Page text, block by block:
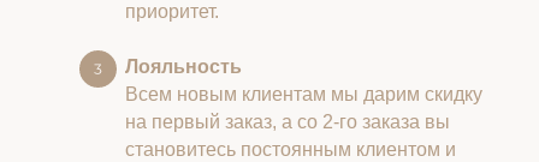
приоритет.
Лояльность
Всем новым клиентам мы дарим скидку
на первый заказ, а со 2-го заказа вы
становитесь постоянным клиентом и